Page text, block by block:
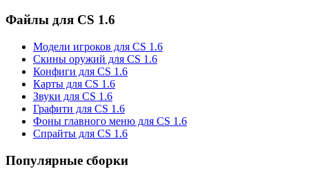
Файлы для CS 1.6
Модели игроков для CS 1.6
Скины оружий для CS 1.6
Конфиги для CS 1.6
Карты для CS 1.6
Звуки для CS 1.6
Графити для CS 1.6
Фоны главного меню для CS 1.6
Спрайты для CS 1.6
Популярные сборки